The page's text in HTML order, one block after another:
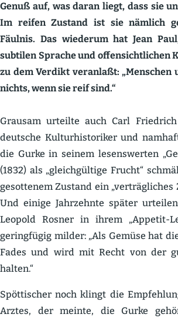
Genuß auf, was daran liegt, dass sie
Im reifen Zustand ist sie nämlich
Fäulnis. Das wiederum hat Jean
subtilen Sprache und offen­sicht­lichen
zu dem Verdikt veranlaßt: „Menschen
nichts, wenn sie reif sind.“
Grausam urteilte auch Carl
deutsche Kultur­his­to­riker und
die Gurke in seinem lesens­werten
(1832) als „gleich­gültige Frucht“
gesot­tenem Zustand ein „verträg­liches
Und einige Jahrzehnte später
Leopold Rosner in ihrem „Appetit-
gering­fügig milder: „Als Gemüse hat
Fades und wird mit Recht von der
halten.“
Spötti­scher noch klingt die
Arztes, der meinte, die Gurke